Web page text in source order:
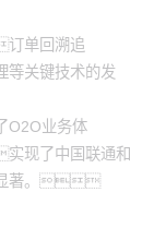
单回溯追
关键技术的发
业务体
现了中国联通和
显著。